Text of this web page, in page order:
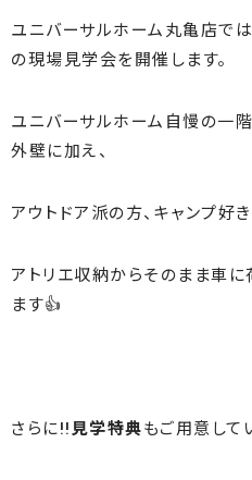
ユニバーサルホーム丸亀店で
の現場見学会を開催します。
ユニバーサルホーム自慢の一
外壁に加え、
アウトドア派の方、キャンプ好
アトリエ収納からそのまま車
ます👍
さらに!!見学特典もご用意して